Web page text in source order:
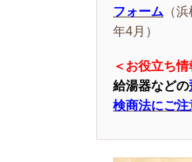
フォーム （
年4月）
＜お役立ち情
給湯器などの
検商法にご注